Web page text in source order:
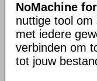
NoMachine
nuttige tool om
met iedere
verbinden om
tot jouw